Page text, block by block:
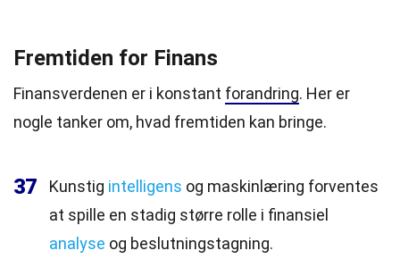
Fremtiden for Finans
Finansverdenen er i konstant forandring. Her er
nogle tanker om, hvad fremtiden kan bringe.
37 Kunstig intelligens og maskinlæring forventes
at spille en stadig større rolle i finansiel
analyse og beslutningstagning.